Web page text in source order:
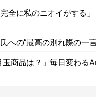
全に私のニオイがする
への“最高の別れ際の一
玉商品は？」毎日変わる